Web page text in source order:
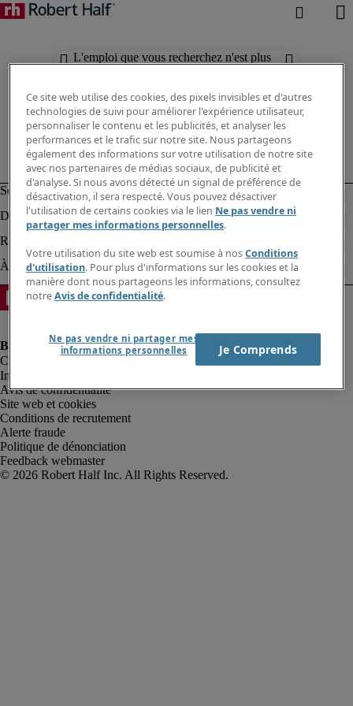
L'emploi que vous recherchez n'est plus
Informations sur la société
Avis de confidentialité
Site web et cookies
Conditions de recrutement
Alerte fraude
Politique de dénonciation
Feedback webmaster
Ce site web utilise des cookies, des pixels invisibles et d'autres
technologies de suivi pour améliorer l'expérience utilisateur,
personnaliser le contenu et les publicités, et analyser les
performances et le trafic sur notre site. Nous partageons
également des informations sur votre utilisation de notre site
avec nos partenaires de médias sociaux, de publicité et
d'analyse. Si nous avons détecté un signal de préférence de
désactivation, il sera respecté. Vous pouvez désactiver
l'utilisation de certains cookies via le lien Ne pas vendre ni
partager mes informations personnelles.
Votre utilisation du site web est soumise à nosConditions
d'utilisation. Pour plus d'informations sur les cookies et la
manière dont nous partageons les informations, consultez
notreAvis de confidentialité.
Ne pas vendre ni partager mes
informations personnelles
Je Comprends